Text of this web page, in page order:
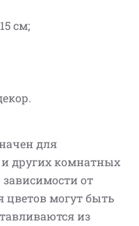
см;
для
других комнатных
от
цветов могут быть
из